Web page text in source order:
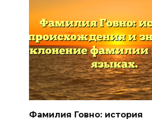
Фамилия Говно: история